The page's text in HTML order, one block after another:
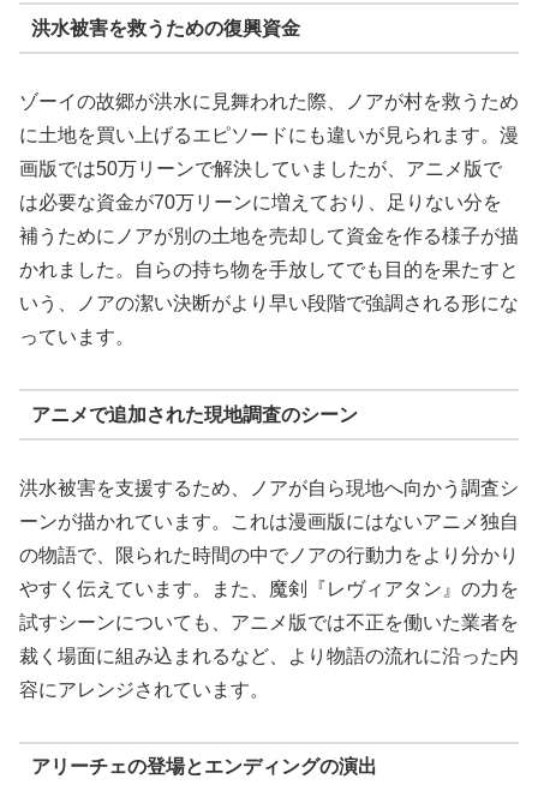
洪水被害を救うための復興資金
ゾーイの故郷が洪水に見舞われた際、ノアが村を救うため
に土地を買い上げるエピソードにも違いが見られます。漫
画版では50万リーンで解決していましたが、アニメ版で
は必要な資金が70万リーンに増えており、足りない分を
補うためにノアが別の土地を売却して資金を作る様子が描
かれました。自らの持ち物を手放してでも目的を果たすと
いう、ノアの潔い決断がより早い段階で強調される形にな
っています。
アニメで追加された現地調査のシーン
洪水被害を支援するため、ノアが自ら現地へ向かう調査シ
ーンが描かれています。これは漫画版にはないアニメ独自
の物語で、限られた時間の中でノアの行動力をより分かり
やすく伝えています。また、魔剣『レヴィアタン』の力を
試すシーンについても、アニメ版では不正を働いた業者を
裁く場面に組み込まれるなど、より物語の流れに沿った内
容にアレンジされています。
アリーチェの登場とエンディングの演出